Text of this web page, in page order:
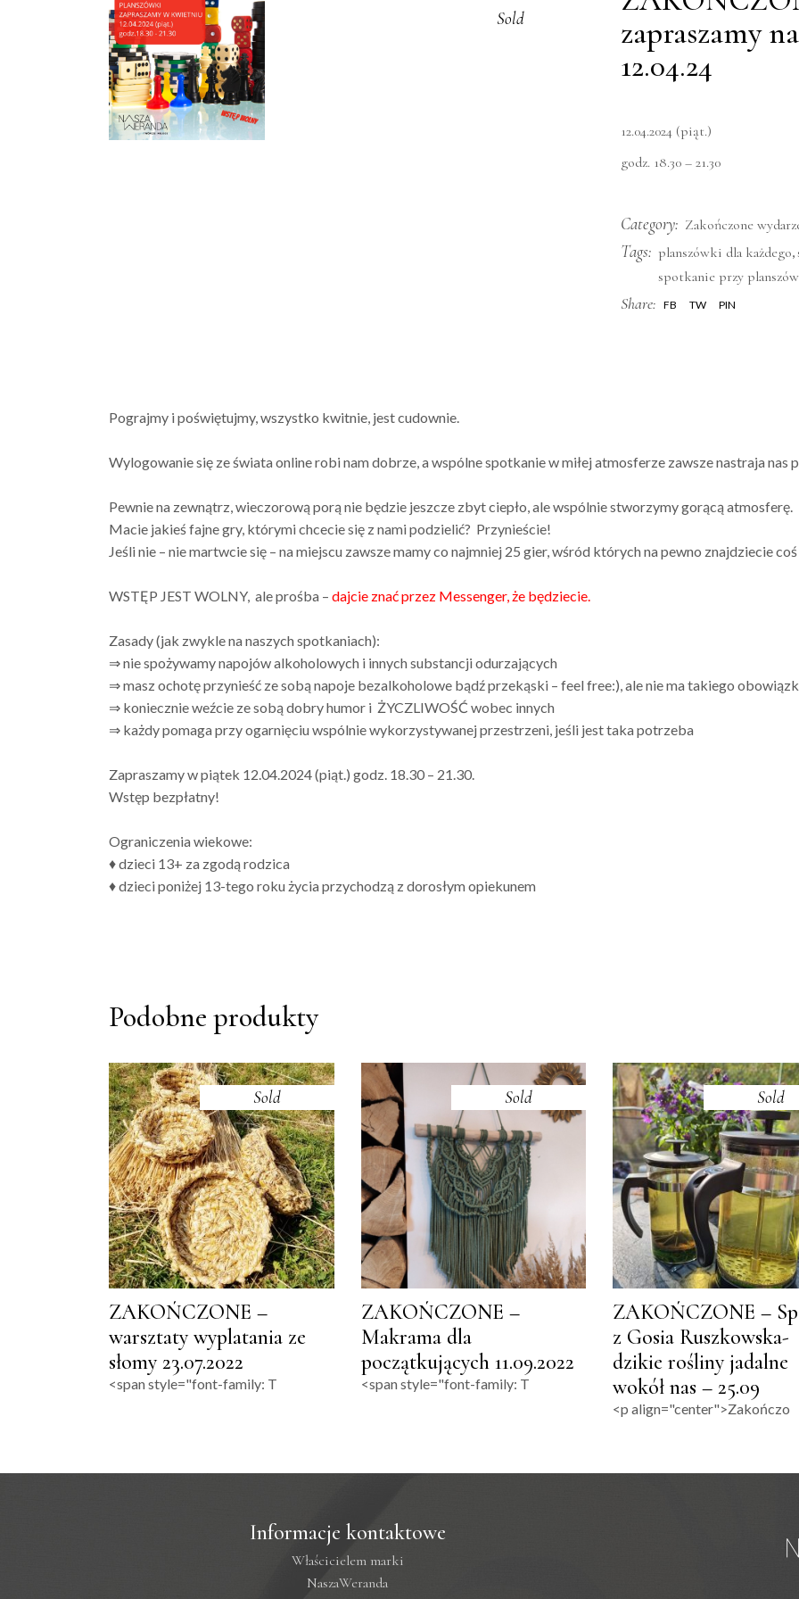
Sold
zapraszamy
12.04.24
12.04.2024 (piąt.)
godz. 18.30 – 21.30
Category: Zakończone
Tags: planszówki dla każdego,
spotkanie przy
Share: FB TW PIN
Pograjmy i poświętujmy, wszystko kwitnie, jest cudownie.
Wylogowanie się ze świata online robi nam dobrze, a wspólne spotkanie w miłej atmosferze zawsze nastraja nas
Pewnie na zewnątrz, wieczorową porą nie będzie jeszcze zbyt ciepło, ale wspólnie stworzymy gorącą atmosferę.
Macie jakieś fajne gry, którymi chcecie się z nami podzielić? Przynieście!
Jeśli nie – nie martwcie się – na miejscu zawsze mamy co najmniej 25 gier, wśród których na pewno znajdziecie
WSTĘP JEST WOLNY, ale prośba – dajcie znać przez Messenger, że będziecie.
Zasady (jak zwykle na naszych spotkaniach):
⇒ nie spożywamy napojów alkoholowych i innych substancji odurzających
⇒ masz ochotę przynieść ze sobą napoje bezalkoholowe bądź przekąski – feel free:), ale nie ma takiego
⇒ koniecznie weźcie ze sobą dobry humor i ŻYCZLIWOŚĆ wobec innych
⇒ każdy pomaga przy ogarnięciu wspólnie wykorzystywanej przestrzeni, jeśli jest taka potrzeba
Zapraszamy w piątek 12.04.2024 (piąt.) godz. 18.30 – 21.30.
Wstęp bezpłatny!
Ograniczenia wiekowe:
♦ dzieci 13+ za zgodą rodzica
♦ dzieci poniżej 13-tego roku życia przychodzą z dorosłym opiekunem
Podobne produkty
Sold
ZAKOŃCZONE –
warsztaty wyplatania ze
słomy 23.07.2022
<span style="font-family: T
Sold
ZAKOŃCZONE –
Makrama dla
początkujących 11.09.2022
<span style="font-family: T
Sold
ZAKOŃCZONE –
z Gosia Ruszkowska-
dzikie rośliny jadalne
wokół nas – 25.09
<p align="center">Zakończo
Informacje kontaktowe
Właścicielem marki
NaszaWeranda